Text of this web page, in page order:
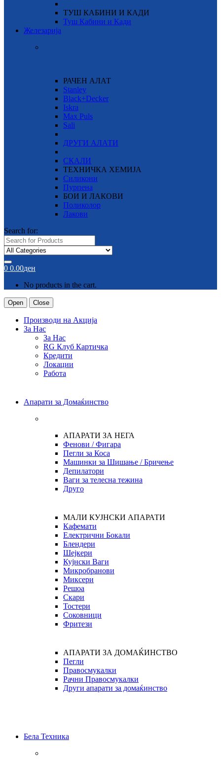
ТУШ КАБИНИ И КАДИ
Туш Кабини и Кади
Железарија
РАЧЕН АЛАТ
Stanley
Black+Decker
Iskra
Max Puls
Sali
ДРУГИ АЛАТИ
СКАЛИ
ТЕХНИЧКА ХЕМИЈА
Силикони
Пурпена
БОИ И ЛАКОВИ
Поликолор
Лакови
Search for:
0 0.00ден
No products in the cart.
Open Close
Производи на Акција
За Нас
За Нас
RG Клуб Картичка
Кредити
Локации
Работа
Апарати за Домаќинство
АПАРАТИ ЗА НЕГА
Фенови / Фигара
Пегли за Коса
Машинки за Шишање / Бричење
Депилатори
Ваги за телесна тежина
Друго
МАЛИ КУЈНСКИ АПАРАТИ
Кафемати
Електрични Бокали
Блендери
Шејкери
Кујнски Ваги
Микробранови
Миксери
Решоа
Скари
Тостери
Соковници
Фритези
АПАРАТИ ЗА ДОМАЌИНСТВО
Пегли
Правосмукалки
Рачни Правосмукалки
Други апарати за домаќинство
Бела Техника